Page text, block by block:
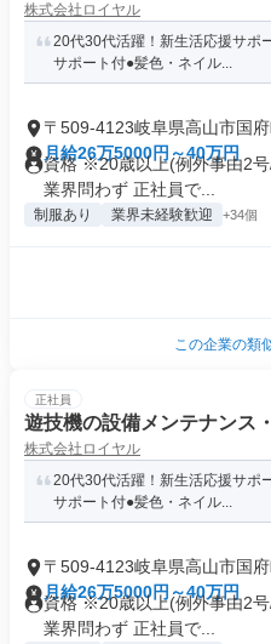
株式会社ロイヤル
20代30代活躍！新生活応援サ
サポート付●髪色・ネイル...
〒509-4123岐阜県高山市国
月給26万5000円～40万円
資格 ※20歳以上(例外事由2
業界問わず 正社員で...
制服あり 業界未経験歓迎 +34個
この企業の類
正社員
遊技機の設備メンテナンス
株式会社ロイヤル
20代30代活躍！新生活応援サ
サポート付●髪色・ネイル...
〒509-4123岐阜県高山市国
月給26万5000円～40万円
資格 ※20歳以上(例外事由2
業界問わず 正社員で...